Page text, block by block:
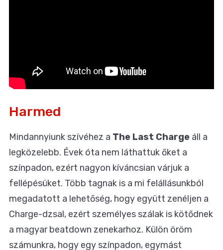
Harmed
Mindannyiunk szívéhez a The Last Charge áll a
legközelebb. Évek óta nem láthattuk őket a
színpadon, ezért nagyon kíváncsian várjuk a
fellépésüket. Több tagnak is a mi felállásunkból
megadatott a lehetőség, hogy együtt zenéljen a
Charge-dzsal, ezért személyes szálak is kötődnek
a magyar beatdown zenekarhoz. Külön öröm
számunkra, hogy egy színpadon, egymást